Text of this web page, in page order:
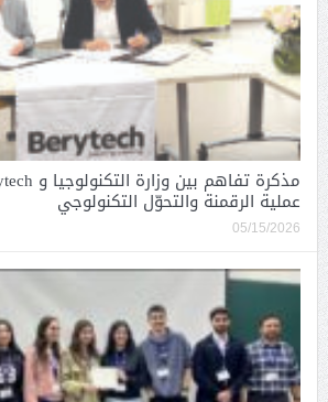
عملية الرقمنة والتحوّل التكنولوجي
05/15/2026